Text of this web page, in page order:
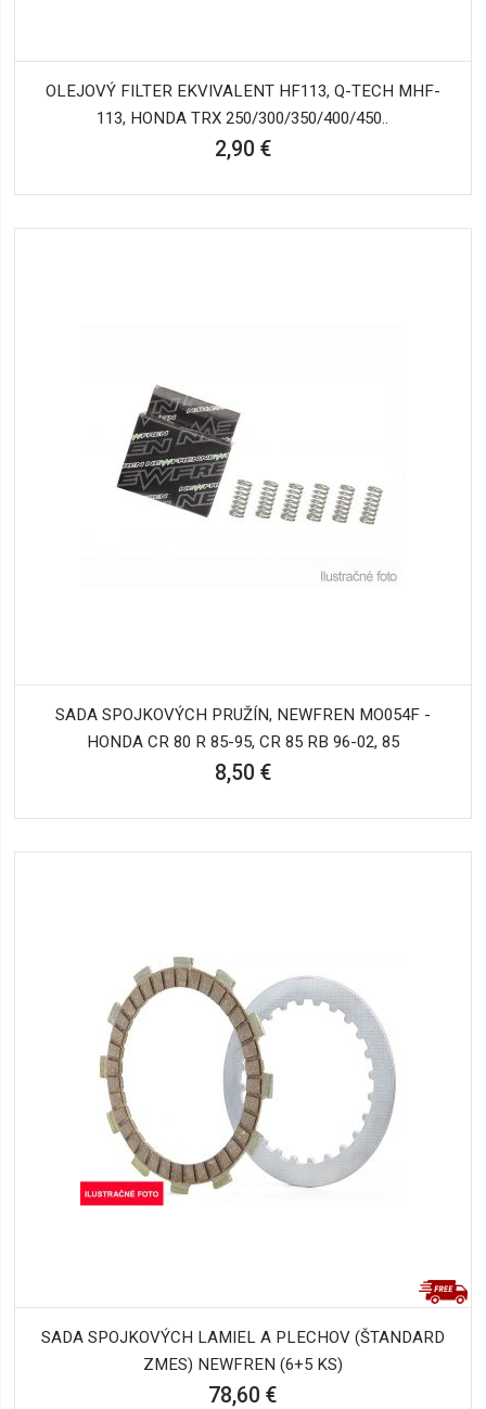
OLEJOVÝ FILTER EKVIVALENT HF113, Q-TECH MHF-
113, HONDA TRX 250/300/350/400/450..
2,90 €
SADA SPOJKOVÝCH PRUŽÍN, NEWFREN MO054F -
HONDA CR 80 R 85-95, CR 85 RB 96-02, 85
8,50 €
SADA SPOJKOVÝCH LAMIEL A PLECHOV (ŠTANDARD
ZMES) NEWFREN (6+5 KS)
78,60 €